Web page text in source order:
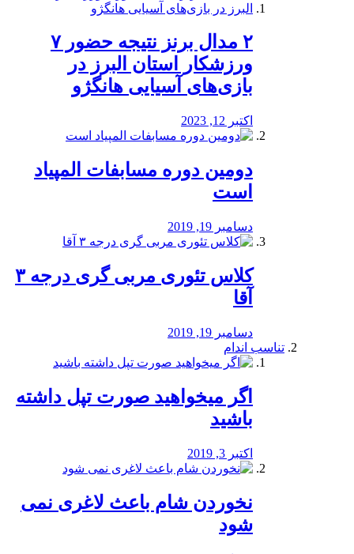
۲ مدال برنز نتیجه حضور ۷
ورزشکار استان البرز در
بازی‌های آسیایی هانگژو
اکتبر 12, 2023
دومین دوره مسابفات المپیاد
است
دسامبر 19, 2019
کلاس تئوری مربی گری درجه ۳
آقا
دسامبر 19, 2019
تناسب اندام
اگر میخواهید صورت تپل داشته
باشید
اکتبر 3, 2019
نخوردن شام باعث لاغری نمی
‌شود